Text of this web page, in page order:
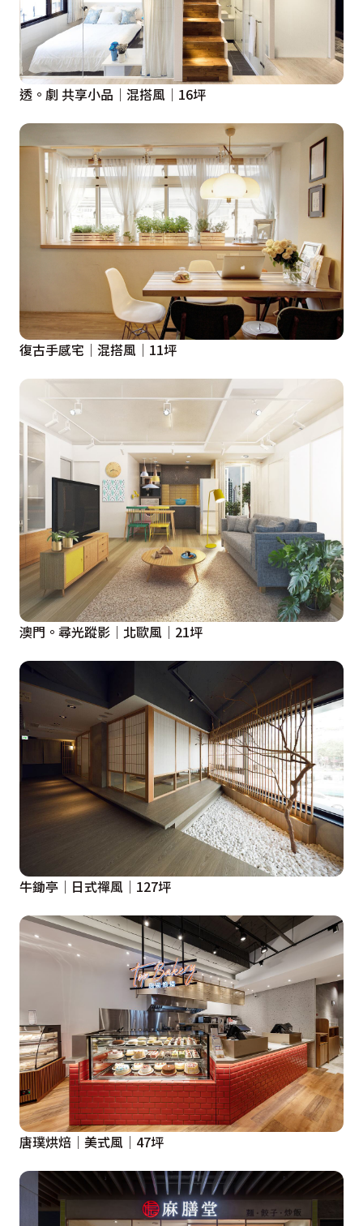
透。劇 共享小品│混搭風│16坪
復古手感宅│混搭風│11坪
澳門。尋光蹤影│北歐風│21坪
牛鋤亭│日式禪風│127坪
唐璞烘焙│美式風│47坪